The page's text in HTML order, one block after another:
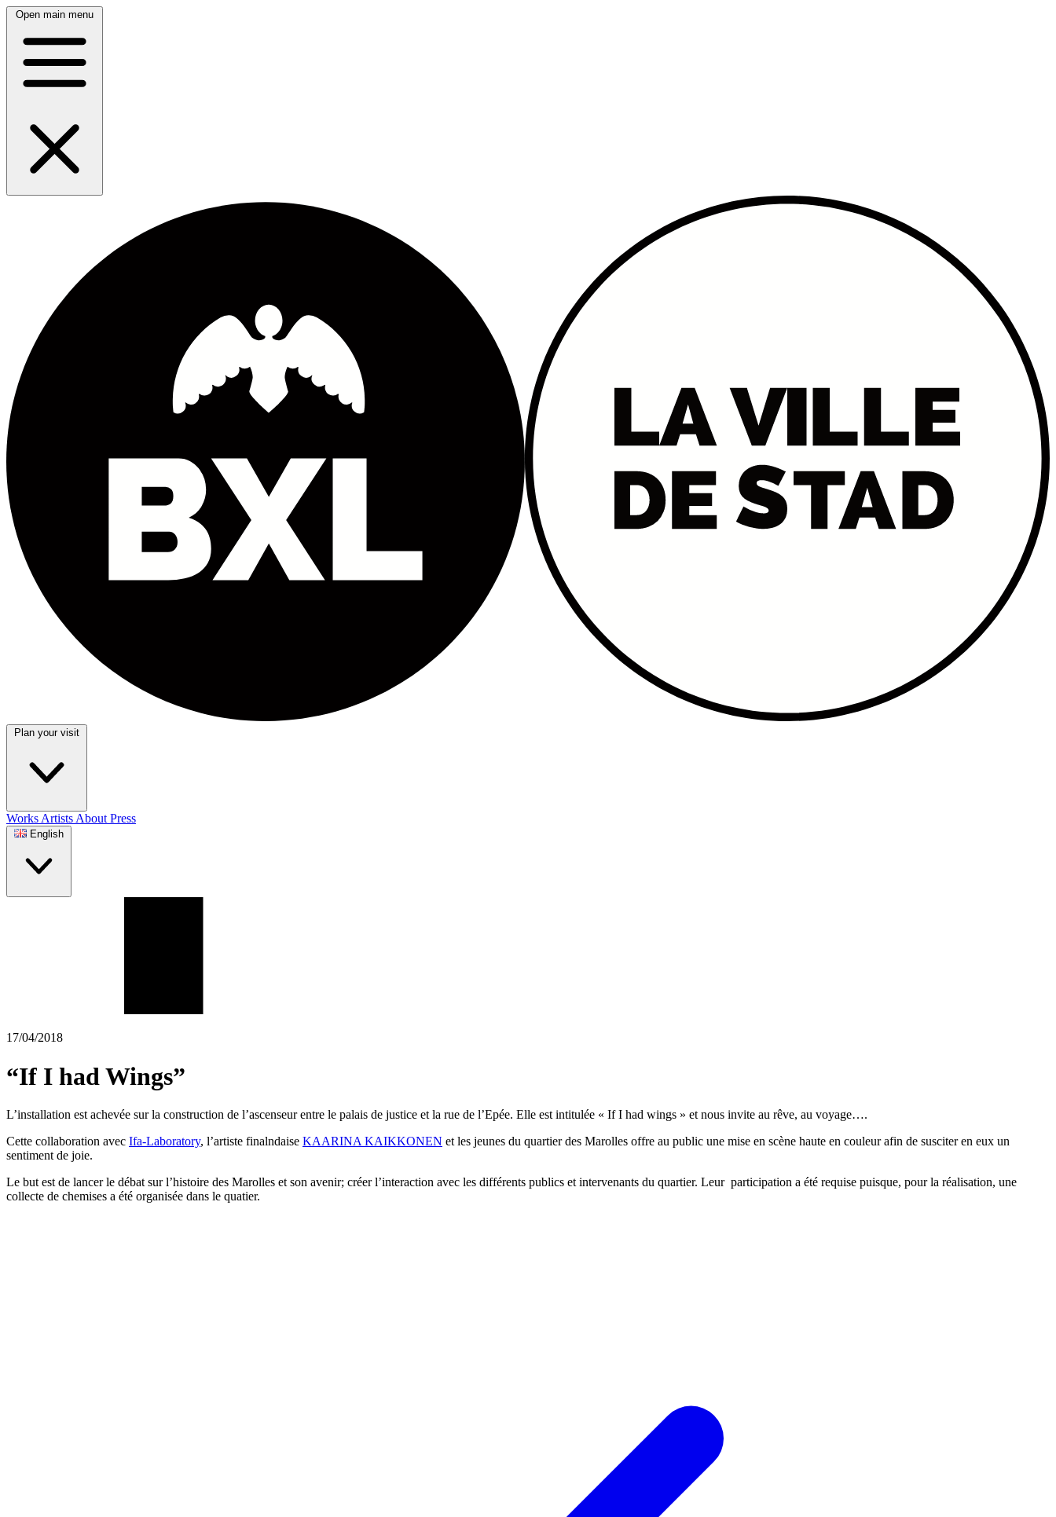
Open main menu
Plan your visit
Works Artists About Press
English
17/04/2018
“If I had Wings”
L’installation est achevée sur la construction de l’ascenseur entre le palais de justice et la rue de l’Epée. Elle est intitulée « If I had wings » et nous invite au rêve, au voyage….
Cette collaboration avec Ifa-Laboratory, l’artiste finalndaise KAARINA KAIKKONEN et les jeunes du quartier des Marolles offre au public une mise en scène haute en couleur afin de susciter en eux un
sentiment de joie.
Le but est de lancer le débat sur l’histoire des Marolles et son avenir; créer l’interaction avec les différents publics et intervenants du quartier. Leur participation a été requise puisque, pour la réalisation, une
collecte de chemises a été organisée dans le quatier.